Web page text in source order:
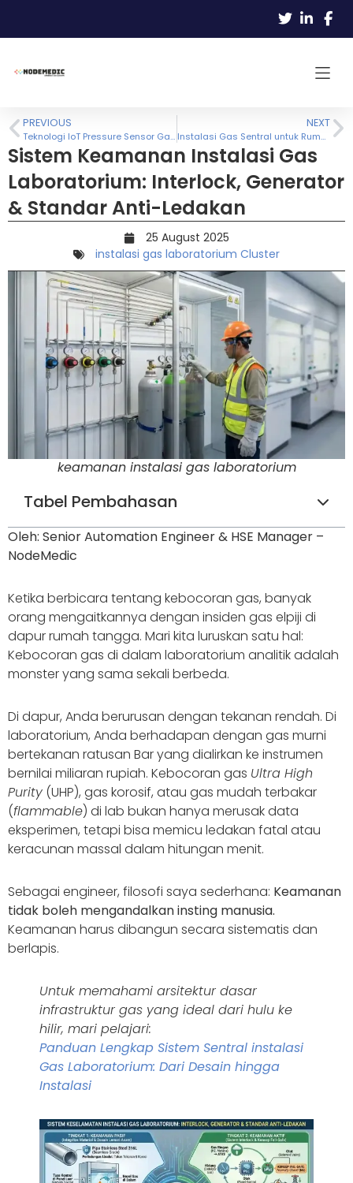
PREVIOUS
Teknologi IoT Pressure Sensor Gas: Solusi Anti-Macet dan Anti-Telat bagi Distributor LPG Modern
NEXT
Instalasi Gas Sentral untuk Rumah Mewah: Estetika dan Keamanan Tanpa Kompromi
Sistem Keamanan Instalasi Gas
Laboratorium: Interlock, Generator
& Standar Anti-Ledakan
25 August 2025
instalasi gas laboratorium Cluster
keamanan instalasi gas laboratorium
Tabel Pembahasan
Oleh: Senior Automation Engineer & HSE Manager –
NodeMedic
Ketika berbicara tentang kebocoran gas, banyak
orang mengaitkannya dengan insiden gas elpiji di
dapur rumah tangga. Mari kita luruskan satu hal:
Kebocoran gas di dalam laboratorium analitik adalah
monster yang sama sekali berbeda.
Di dapur, Anda berurusan dengan tekanan rendah. Di
laboratorium, Anda berhadapan dengan gas murni
bertekanan ratusan Bar yang dialirkan ke instrumen
bernilai miliaran rupiah. Kebocoran gas Ultra High
Purity (UHP), gas korosif, atau gas mudah terbakar
(flammable) di lab bukan hanya merusak data
eksperimen, tetapi bisa memicu ledakan fatal atau
keracunan massal dalam hitungan menit.
Sebagai engineer, filosofi saya sederhana: Keamanan
tidak boleh mengandalkan insting manusia.
Keamanan harus dibangun secara sistematis dan
berlapis.
Untuk memahami arsitektur dasar
infrastruktur gas yang ideal dari hulu ke
hilir, mari pelajari:
Panduan Lengkap Sistem Sentral instalasi
Gas Laboratorium: Dari Desain hingga
Instalasi